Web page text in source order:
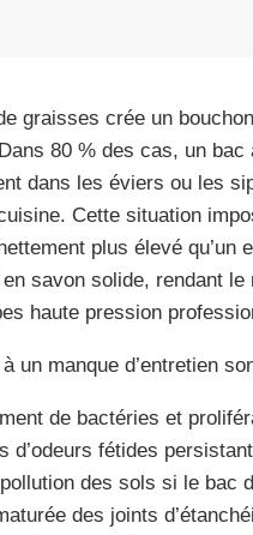
graisses crée un
80 % des cas, un
dans les éviers ou les
Cette situation
plus élevé
savon solide, rendant
haute pression
un manque d’entretien
de bactéries et
d’odeurs fétides
des sols si le bac
des joints